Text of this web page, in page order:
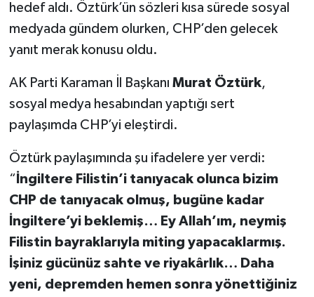
hedef aldı. Öztürk’ün sözleri kısa sürede sosyal
medyada gündem olurken, CHP’den gelecek
yanıt merak konusu oldu.
AK Parti Karaman İl Başkanı Murat Öztürk,
sosyal medya hesabından yaptığı sert
paylaşımda CHP’yi eleştirdi.
Öztürk paylaşımında şu ifadelere yer verdi:
“ İngiltere Filistin’i tanıyacak olunca bizim
CHP de tanıyacak olmuş, bugüne kadar
İngiltere’yi beklemiş… Ey Allah’ım, neymiş
Filistin bayraklarıyla miting yapacaklarmış.
İşiniz gücünüz sahte ve riyakârlık… Daha
yeni, depremden hemen sonra yönettiğiniz